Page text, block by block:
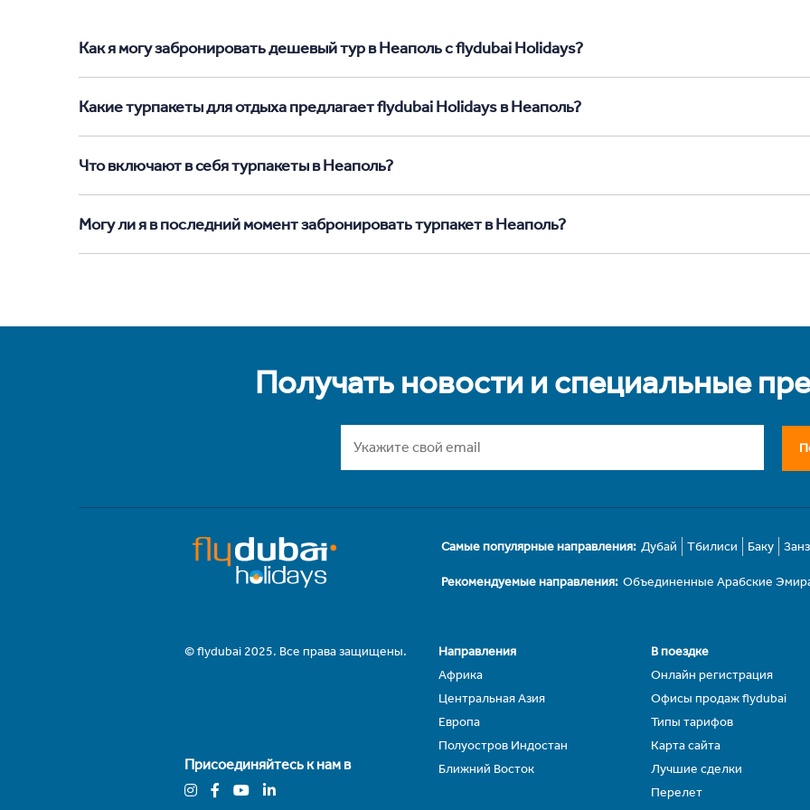
Как я могу забронировать дешевый тур в Неаполь с flydubai Holidays?
Какие турпакеты для отдыха предлагает flydubai Holidays в Неаполь?
Что включают в себя турпакеты в Неаполь?
Могу ли я в последний момент забронировать турпакет в Неаполь?
Получать новости и специальные
Самые популярные направления: Дубай Тбилиси Баку
Рекомендуемые направления: Объединенные Арабские
© flydubai 2025. Все права защищены.
Присоединяйтесь к нам в
Направления
Африка
Центральная Азия
Европа
Полуостров Индостан
Ближний Восток
В поездке
Онлайн регистрация
Офисы продаж flydubai
Типы тарифов
Карта сайта
Лучшие сделки
Перелет